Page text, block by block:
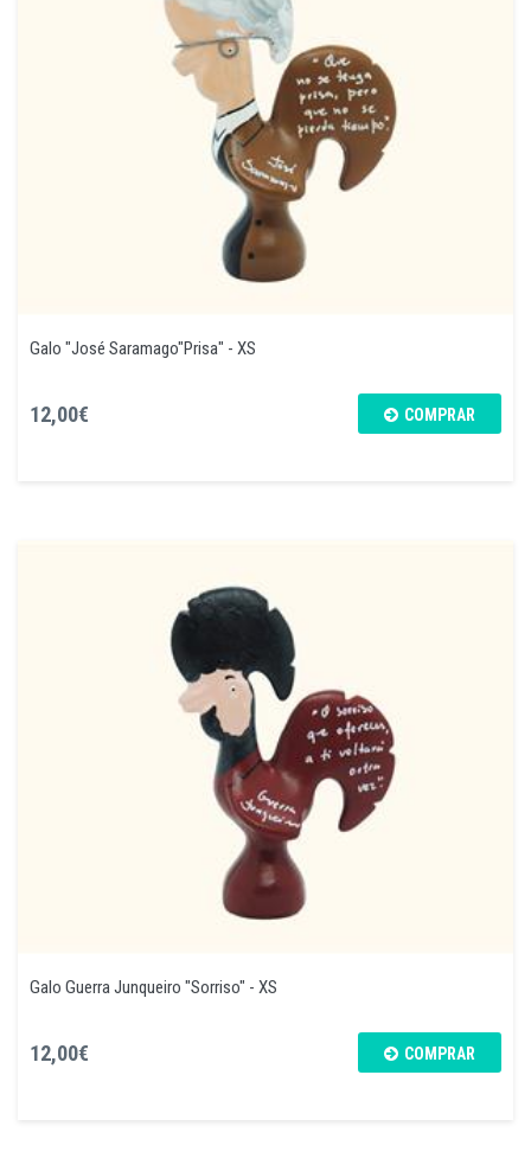
Galo "José Saramago"Prisa" - XS
12,00€ COMPRAR
Galo Guerra Junqueiro "Sorriso" - XS
12,00€ COMPRAR